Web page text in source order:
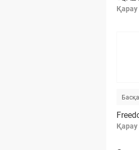
Қарау
Басқа
Қарау